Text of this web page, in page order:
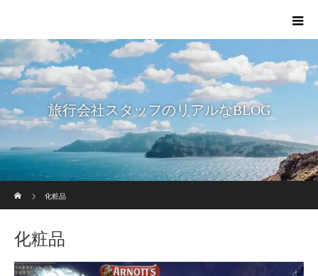
旅行会社スタッフのリアルなBLOG
化粧品
化粧品